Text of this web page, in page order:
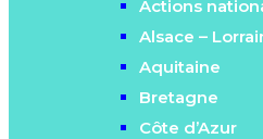
Actions
Alsace –
Aquitaine
Bretagne
Côte d’Azur